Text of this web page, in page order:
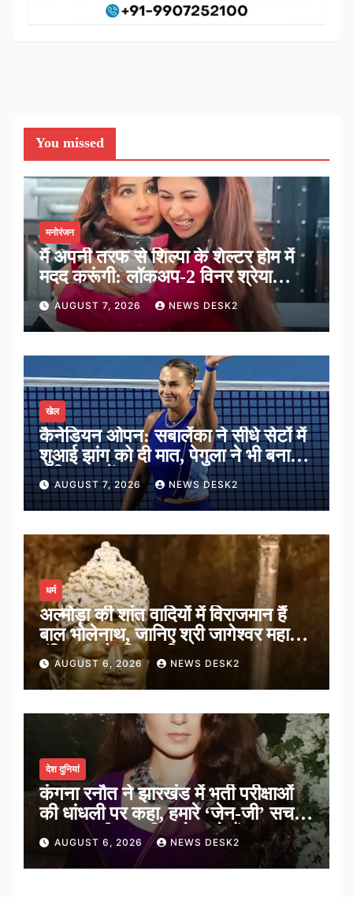
You missed
मनोरंजन
मैं अपनी तरफ से शिल्पा के शेल्टर होम में
मदद करूंगी: लॉकअप-2 विनर श्रेया
कालरा
AUGUST 7, 2026 NEWS DESK2
खेल
कैनेडियन ओपन: सबालेंका ने सीधे सेटों में
शुआई झांग को दी मात, पेगुला ने भी बनाई
अंतिम 16 में जगह
AUGUST 7, 2026 NEWS DESK2
धर्म
अल्मोड़ा की शांत वादियों में विराजमान हैं
बाल भोलेनाथ, जानिए श्री जागेश्वर महादेव
मंदिर का पौराणिक इतिहास
AUGUST 6, 2026 NEWS DESK2
देश दुनियां
कंगना रनौत ने झारखंड में भर्ती परीक्षाओं
की धांधली पर कहा, हमारे ‘जेन-जी’ सच में
हर तरह की तकलीफ झेल रहे हैं
AUGUST 6, 2026 NEWS DESK2